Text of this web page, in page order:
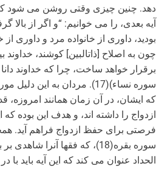
آیه بعدی، را می خوانیم: “و اگر از بالا
بودید، داورى از خانواده مرد و داورى از
چون به اصلاح [ذات‏البین‏] کوشند، خداوند
سوره نساء)(17). مردان به این
که ایشان، در آن زمان همانند امروزه،
ازدواج را داشته اند، و هدف این بوده
سوره بقره(18)، که فقها آنرا
الحداد عنوان می کند که این آیه باید